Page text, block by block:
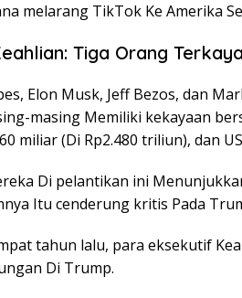
melarang TikTok Ke Amerika
Tiga Orang
Elon Musk, Jeff Bezos, dan
masing Memiliki kekayaan
miliar (Di Rp2.480 triliun), dan
Di pelantikan ini
Itu cenderung kritis Pada
tahun lalu, para eksekutif
Di Trump.